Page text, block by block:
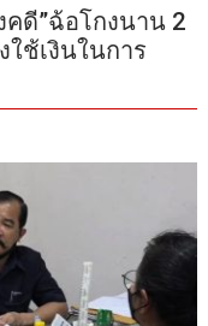
คดี”ฉ้อโกงนาน 2
ช้เงินในการ